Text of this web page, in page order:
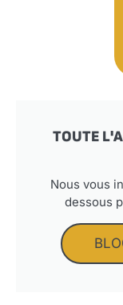
TOUTE
Nous vous
dessous